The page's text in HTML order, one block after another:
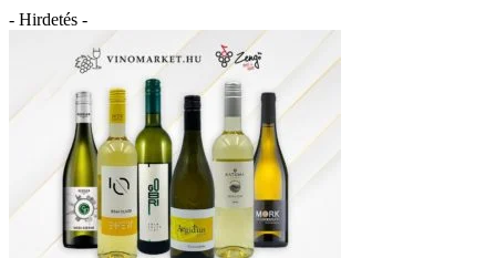
- Hirdetés -